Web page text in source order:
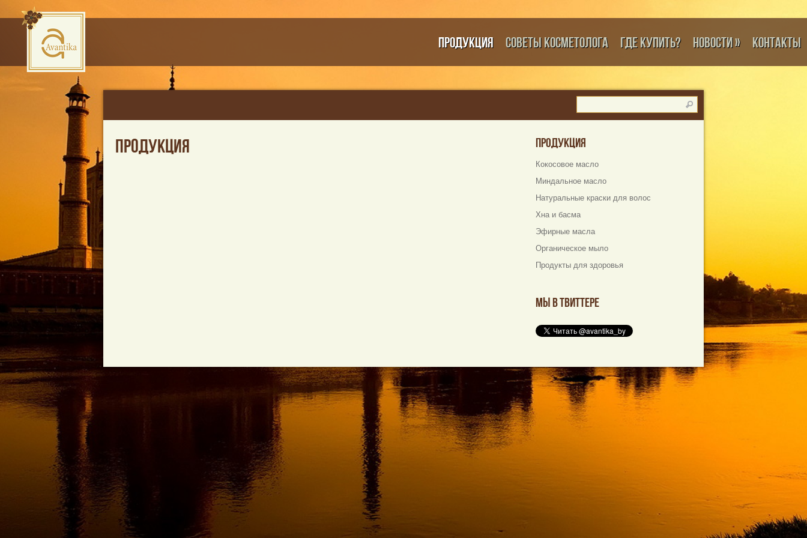
Продукция Советы косметолога Где купить? Новости» Контакты
ПРОДУКЦИЯ Продукция
Кокосовое масло
Миндальное масло
Натуральные краски для волос
Хна и басма
Эфирные масла
Органическое мыло
Продукты для здоровья
Мы в твиттере